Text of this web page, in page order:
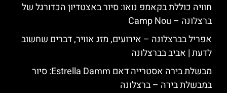
חוויה כוללת בקאמפ נואו: סיור באצטדיון הכדורגל של
ברצלונה – Camp Nou
אפריל בברצלונה – אירועים, מזג אוויר, דברים שחשוב
לדעת | אביב בברצלונה
מבשלת בירה אסטרייה דאם Estrella Damm: סיור
במבשלת בירה – ברצלונה